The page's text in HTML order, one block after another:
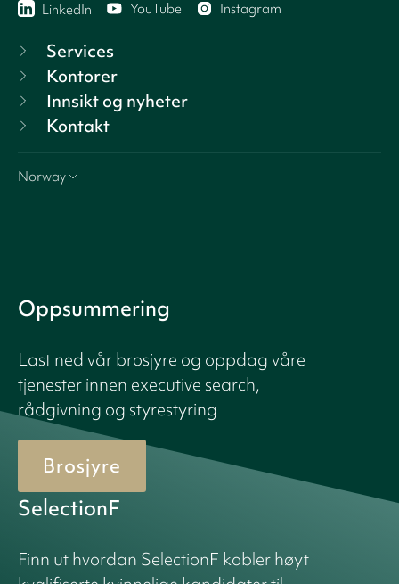
LinkedIn YouTube Instagram
Services
Kontorer
Innsikt og nyheter
Kontakt
Norway
Oppsummering
Last ned vår brosjyre og oppdag våre
tjenester innen executive search,
rådgivning og styrestyring
Brosjyre
SelectionF
Finn ut hvordan SelectionF kobler høyt